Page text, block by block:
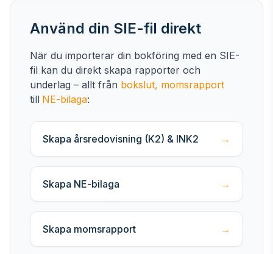
Använd din SIE-fil direkt
När du importerar din bokföring med en SIE-
fil kan du direkt skapa rapporter och
underlag – allt från bokslut, momsrapport
till NE-bilaga:
Skapa årsredovisning (K2) & INK2 →
Skapa NE-bilaga →
Skapa momsrapport →